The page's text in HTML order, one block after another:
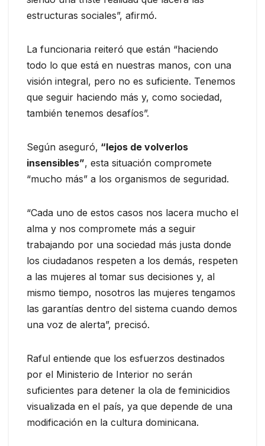
estructuras sociales”, afirmó.
La funcionaria reiteró que están “haciendo
todo lo que está en nuestras manos, con una
visión integral, pero no es suficiente. Tenemos
que seguir haciendo más y, como sociedad,
también tenemos desafíos”.
Según aseguró, “lejos de volverlos
insensibles”, esta situación compromete
“mucho más” a los organismos de seguridad.
“Cada uno de estos casos nos lacera mucho el
alma y nos compromete más a seguir
trabajando por una sociedad más justa donde
los ciudadanos respeten a los demás, respeten
a las mujeres al tomar sus decisiones y, al
mismo tiempo, nosotros las mujeres tengamos
las garantías dentro del sistema cuando demos
una voz de alerta”, precisó.
Raful entiende que los esfuerzos destinados
por el Ministerio de Interior no serán
suficientes para detener la ola de feminicidios
visualizada en el país, ya que depende de una
modificación en la cultura dominicana.